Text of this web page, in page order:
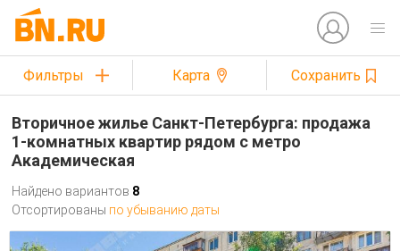
Фильтры Карта Сохранить
Вторичное жилье Санкт-Петербурга: продажа
1-комнатных квартир рядом с метро
Академическая
Найдено вариантов 8
Отсортированы по убыванию даты